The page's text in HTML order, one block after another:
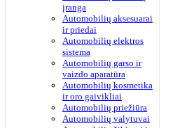
įranga
Automobilių aksesuarai
ir priedai
Automobilių elektros
sistema
Automobilių garso ir
vaizdo aparatūra
Automobilių kosmetika
ir oro gaivikliai
Automobilių priežiūra
Automobilių valytuvai